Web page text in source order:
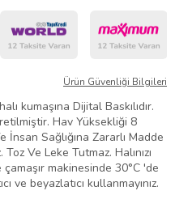
Ürün Güvenliği Bilgileri
kumaşına Dijital Baskılıdır.
Hav Yüksekliği 8
Sağlığına Zararlı Madde
Ve Leke Tutmaz. Halınızı
makinesinde 30°C 'de
ve beyazlatıcı kullanmayınız.